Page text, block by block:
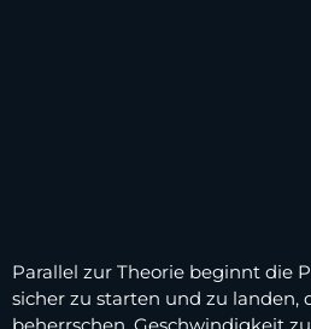
Parallel zur Theorie beginnt die
sicher zu starten und zu landen,